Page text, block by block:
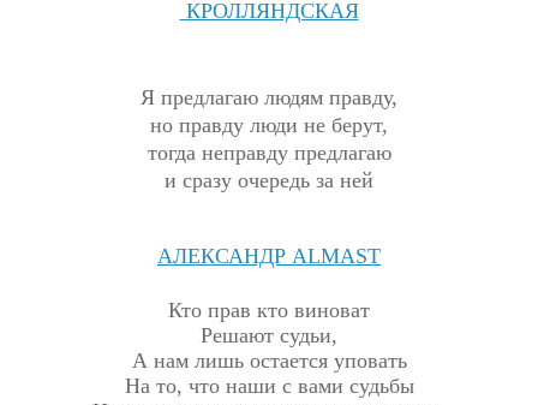
КРОЛЛЯНДСКАЯ
Я предлагаю людям правду,
но правду люди не берут,
тогда неправду предлагаю
и сразу очередь за ней
АЛЕКСАНДР ALMAST
Кто прав кто виноват
Решают судьи,
А нам лишь остается уповать
На то, что наши с вами судьбы